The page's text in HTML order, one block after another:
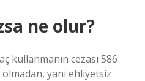
ne olur?
kullanmanın cezası 586
olmadan, yani ehliyetsiz